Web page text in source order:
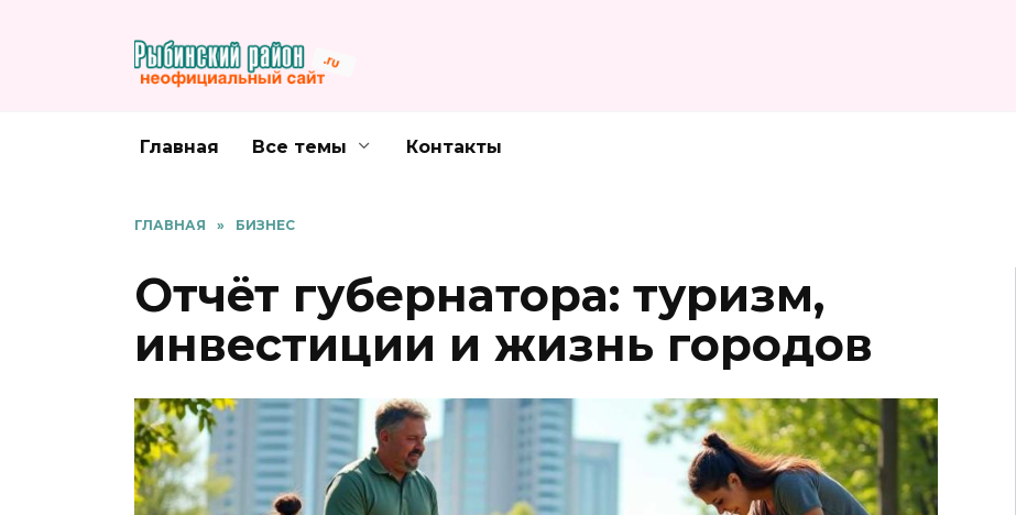
Главная Все темы Контакты
ГЛАВНАЯ » БИЗНЕС
Отчёт губернатора: туризм,
инвестиции и жизнь городов